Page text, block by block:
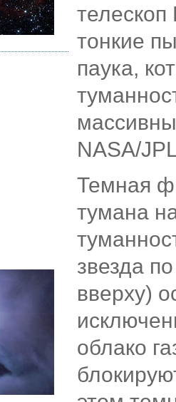
тонкие
паука,
NASA/
Темная
тумана
звезда
вверху)
облако